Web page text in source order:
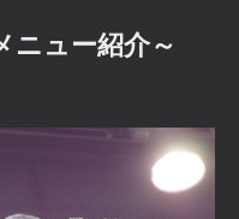
ュー紹介～